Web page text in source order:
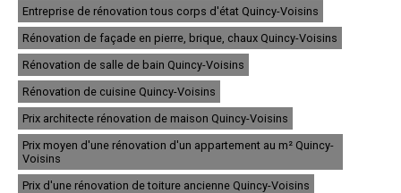
- Entreprise de rénovation immobilière à Torcy
- Entreprise de rénovation immobilière à Combs-la-Ville
- Entreprise de rénovation immobilière à Bussy-Saint-Georges
- Entreprise de rénovation immobilière à Le Mée-sur-Seine
- Entreprise de rénovation immobilière à Ozoir-la-Ferrière
- Entreprise de rénovation immobilière à Lagny-sur-Marne
- Entreprise de rénovation immobilière à Dammarie-les-Lys
- Entreprise de rénovation immobilière à Mitry-Mory
- Entreprise de rénovation immobilière à Moissy-Cramayel
- Entreprise de rénovation immobilière à Montereau-Fault-Yonne
- Entreprise de rénovation immobilière à Brie-Comte-Robert
- Entreprise de rénovation immobilière à Noisiel
Entreprise de rénovation tous corps d'état Quincy-Voisins
Rénovation de façade en pierre, brique, chaux Quincy-Voisins
Rénovation de salle de bain Quincy-Voisins
Rénovation de cuisine Quincy-Voisins
Prix architecte rénovation de maison Quincy-Voisins
Prix moyen d'une rénovation d'un appartement au m² Quincy-
Voisins
Prix d'une rénovation de toiture ancienne Quincy-Voisins